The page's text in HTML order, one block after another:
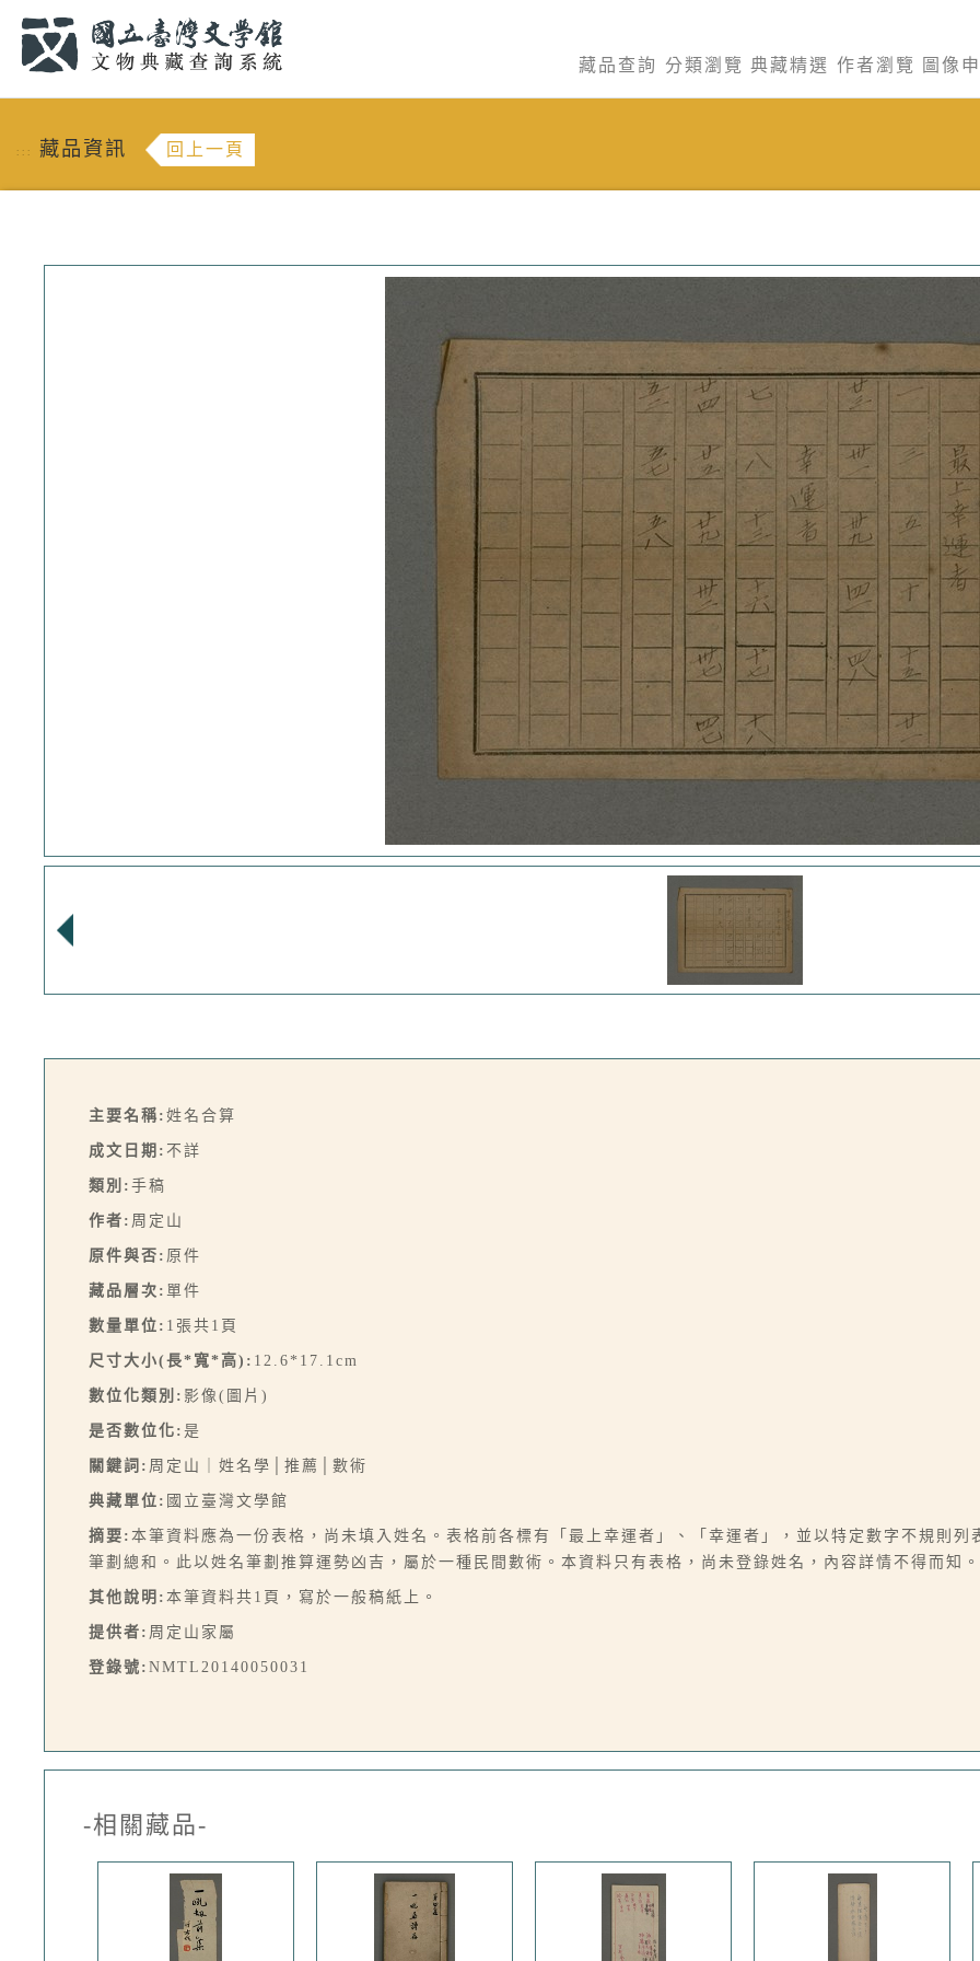
藏品查詢 分類瀏覽 典藏精選 作者瀏覽 圖像
::: 藏品資訊 回上一頁
主要名稱: 姓名合算
成文日期: 不詳
類別: 手稿
作者: 周定山
原件與否: 原件
藏品層次: 單件
數量單位: 1張共1頁
尺寸大小(長*寬*高): 12.6*17.1cm
數位化類別: 影像(圖片)
是否數位化: 是
關鍵詞: 周定山｜姓名學│推薦│數術
典藏單位: 國立臺灣文學館
摘要: 本筆資料應為一份表格，尚未填入姓名。表格前各標有「最上幸運者」、「幸運者」，並以特定數字不規則
筆劃總和。此以姓名筆劃推算運勢凶吉，屬於一種民間數術。本資料只有表格，尚未登錄姓名，內容詳情不得而知
其他說明: 本筆資料共1頁，寫於一般稿紙上。
提供者: 周定山家屬
登錄號: NMTL20140050031
-相關藏品-